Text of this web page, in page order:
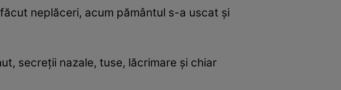
neplăceri, acum pământul s-a uscat şi
secreţii nazale, tuse, lăcrimare şi chiar